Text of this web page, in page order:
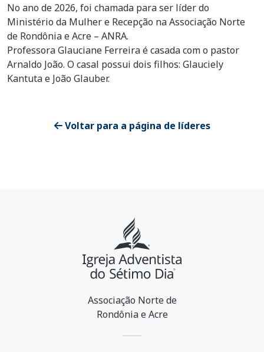
No ano de 2026, foi chamada para ser líder do
Ministério da Mulher e Recepção na Associação Norte
de Rondônia e Acre – ANRA.
Professora Glauciane Ferreira é casada com o pastor
Arnaldo João. O casal possui dois filhos: Glauciely
Kantuta e João Glauber.
Voltar para a página de líderes
Associação Norte de
Rondônia e Acre